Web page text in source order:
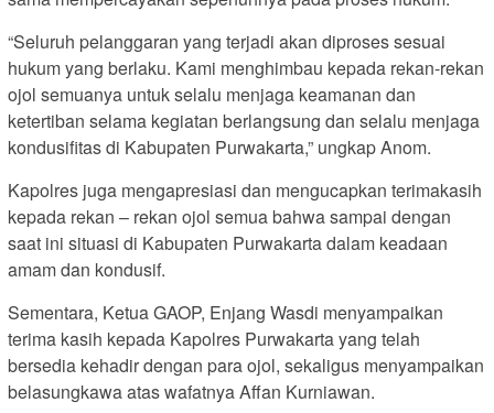
“Seluruh pelanggaran yang terjadi akan diproses sesuai
hukum yang berlaku. Kami menghimbau kepada rekan-rekan
ojol semuanya untuk selalu menjaga keamanan dan
ketertiban selama kegiatan berlangsung dan selalu menjaga
kondusifitas di Kabupaten Purwakarta,” ungkap Anom.
Kapolres juga mengapresiasi dan mengucapkan terimakasih
kepada rekan – rekan ojol semua bahwa sampai dengan
saat ini situasi di Kabupaten Purwakarta dalam keadaan
amam dan kondusif.
Sementara, Ketua GAOP, Enjang Wasdi menyampaikan
terima kasih kepada Kapolres Purwakarta yang telah
bersedia kehadir dengan para ojol, sekaligus menyampaikan
belasungkawa atas wafatnya Affan Kurniawan.